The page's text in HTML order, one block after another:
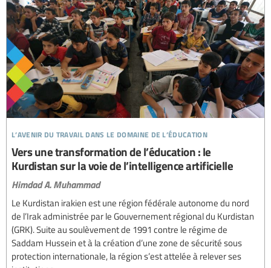
l’avenir du travail dans le domaine de l’éducation
Vers une transformation de l’éducation : le
Kurdistan sur la voie de l’intelligence artificielle
Himdad A. Muhammad
Le Kurdistan irakien est une région fédérale autonome du nord
de l’Irak administrée par le Gouvernement régional du Kurdistan
(GRK). Suite au soulèvement de 1991 contre le régime de
Saddam Hussein et à la création d’une zone de sécurité sous
protection internationale, la région s’est attelée à relever ses